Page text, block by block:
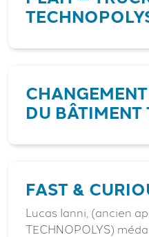
DU
FAST &
Lucas Ianni, (ancien
TECHNOPOLYS)